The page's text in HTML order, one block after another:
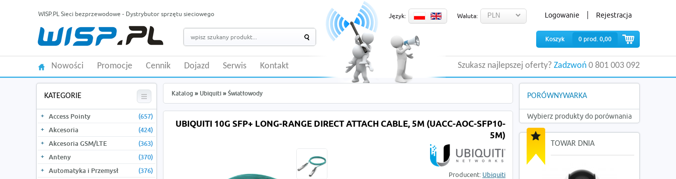
WISP.PL Sieci bezprzewodowe - Dystrybutor sprzętu sieciowego Język: Waluta: Logowanie Rejestracja
Koszyk 0 prod. 0,00
Szukasz najlepszej oferty? Zadzwoń 0 801 003 092
Nowości Promocje Cennik Dojazd Serwis Kontakt
KATEGORIE
Access Pointy
(657)
Akcesoria
(424)
Akcesoria GSM/LTE
(363)
Anteny
(370)
Automatyka i Przemysł
(376)
Katalog » Ubiquiti » Światłowody
UBIQUITI 10G SFP+ LONG-RANGE DIRECT ATTACH CABLE, 5M (UACC-AOC-SFP10-
5M)
Producent: Ubiquiti
PORÓWNYWARKA
Wybierz produkty do porównania
TOWAR DNIA